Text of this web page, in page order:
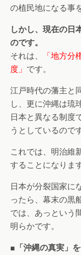
の植民地になる事
しかし、現在の日
のです。
それは、
「地方分
度」 です。
江戸時代の藩主と
し、更に沖縄は琉
日本と異なる制度
うとしているのです
これでは、明治維
することになります
日本が分裂国家に
ったら、幕末の黒
では、あっという
明らかです。
■「沖縄の真実」